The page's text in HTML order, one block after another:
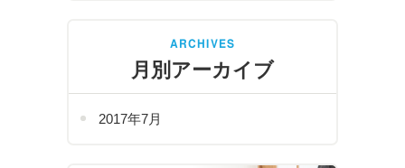
ARCHIVES
月別アーカイブ
2017年7月